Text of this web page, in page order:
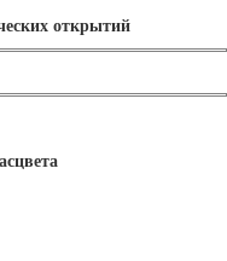
открытий